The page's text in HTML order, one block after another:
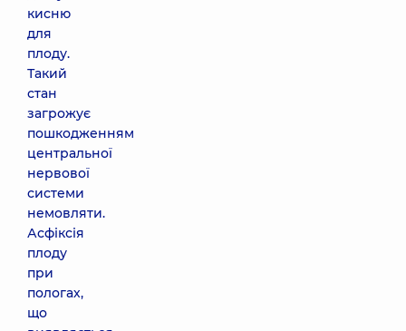
кисню
для
плоду.
Такий
стан
загрожує
пошкодженням
центральної
нервової
системи
немовляти.
Асфіксія
плоду
при
пологах,
що